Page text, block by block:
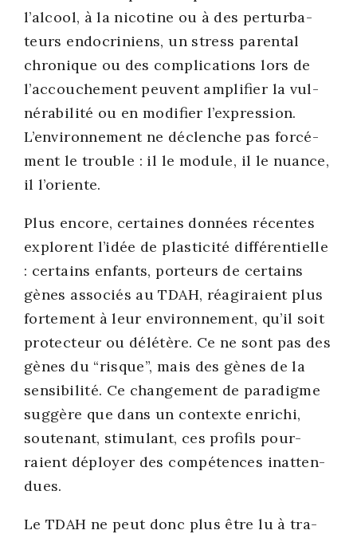
l’alcool, à la nico­tine ou à des per­tur­ba­
teurs endo­cri­niens, un stress paren­tal
chro­nique ou des com­pli­ca­tions lors de
l’accouchement peuvent ampli­fier la vul­
né­ra­bi­li­té ou en modi­fier l’expression.
L’environnement ne déclenche pas for­cé­
ment le trouble : il le module, il le nuance,
il l’oriente.
Plus encore, cer­taines don­nées récentes
explorent l’idée de plas­ti­ci­té dif­fé­ren­tielle
: cer­tains enfants, por­teurs de cer­tains
gènes asso­ciés au TDAH, réagi­raient plus
for­te­ment à leur envi­ron­ne­ment, qu’il soit
pro­tec­teur ou délé­tère. Ce ne sont pas des
gènes du “risque”, mais des gènes de la
sen­si­bi­li­té. Ce chan­ge­ment de para­digme
sug­gère que dans un contexte enri­chi,
sou­te­nant, sti­mu­lant, ces pro­fils pour­
raient déployer des com­pé­tences inat­ten­
dues.
Le TDAH ne peut donc plus être lu à tra­